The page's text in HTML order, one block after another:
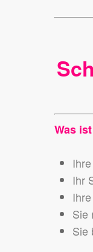
Was
Ihr
Sie
Sie